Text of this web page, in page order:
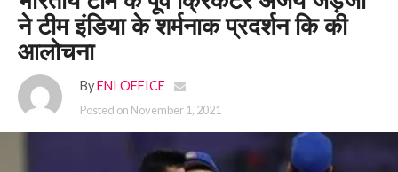
ने टीम इंडिया के शर्मनाक प्रदर्शन कि की
आलोचना
By ENI OFFICE
Posted on November 1, 2021